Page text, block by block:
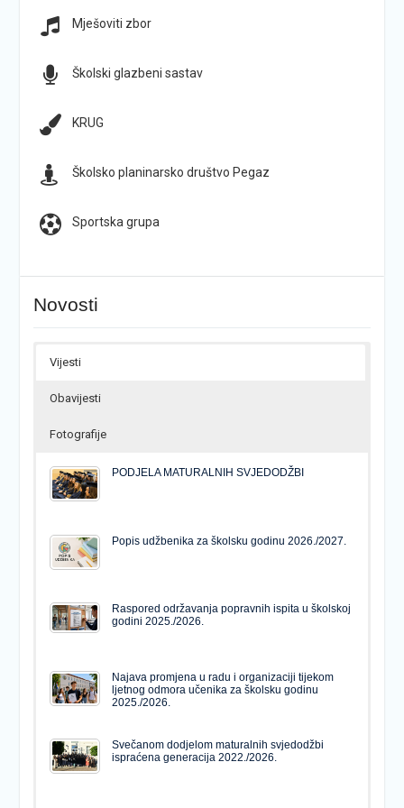
Mješoviti zbor
Školski glazbeni sastav
KRUG
Školsko planinarsko društvo Pegaz
Sportska grupa
Novosti
Vijesti
Obavijesti
Fotografije
PODJELA MATURALNIH SVJEDODŽBI
Popis udžbenika za školsku godinu 2026./2027.
Raspored održavanja popravnih ispita u školskoj
godini 2025./2026.
Najava promjena u radu i organizaciji tijekom
ljetnog odmora učenika za školsku godinu
2025./2026.
Svečanom dodjelom maturalnih svjedodžbi
ispraćena generacija 2022./2026.